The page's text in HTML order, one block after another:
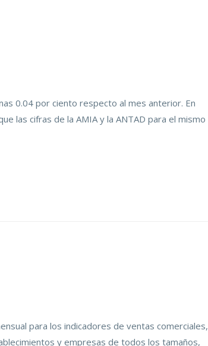
0.04 por ciento respecto al mes anterior. En
las cifras de la AMIA y la ANTAD para el mismo
para los indicadores de ventas comerciales,
y empresas de todos los tamaños,